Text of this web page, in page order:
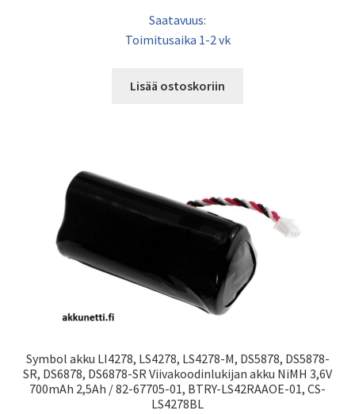
Saatavuus:
Toimitusaika 1-2 vk
Lisää ostoskoriin
Symbol akku LI4278, LS4278, LS4278-M, DS5878, DS5878-
SR, DS6878, DS6878-SR Viivakoodinlukijan akku NiMH 3,6V
700mAh 2,5Ah / 82-67705-01, BTRY-LS42RAAOE-01, CS-
LS4278BL